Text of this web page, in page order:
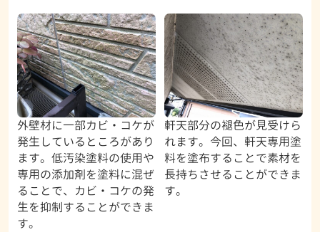
外壁材に一部カビ・コケが
発生しているところがあり
ます。低汚染塗料の使用や
専用の添加剤を塗料に混ぜ
ることで、カビ・コケの発
生を抑制することができま
す。
軒天部分の褪色が見受けら
れます。今回、軒天専用塗
料を塗布することで素材を
長持ちさせることができま
す。